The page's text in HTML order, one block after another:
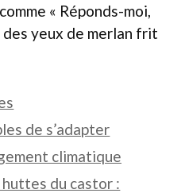
« Réponds-moi,
yeux de merlan frit
de s’adapter
climatique
du castor :